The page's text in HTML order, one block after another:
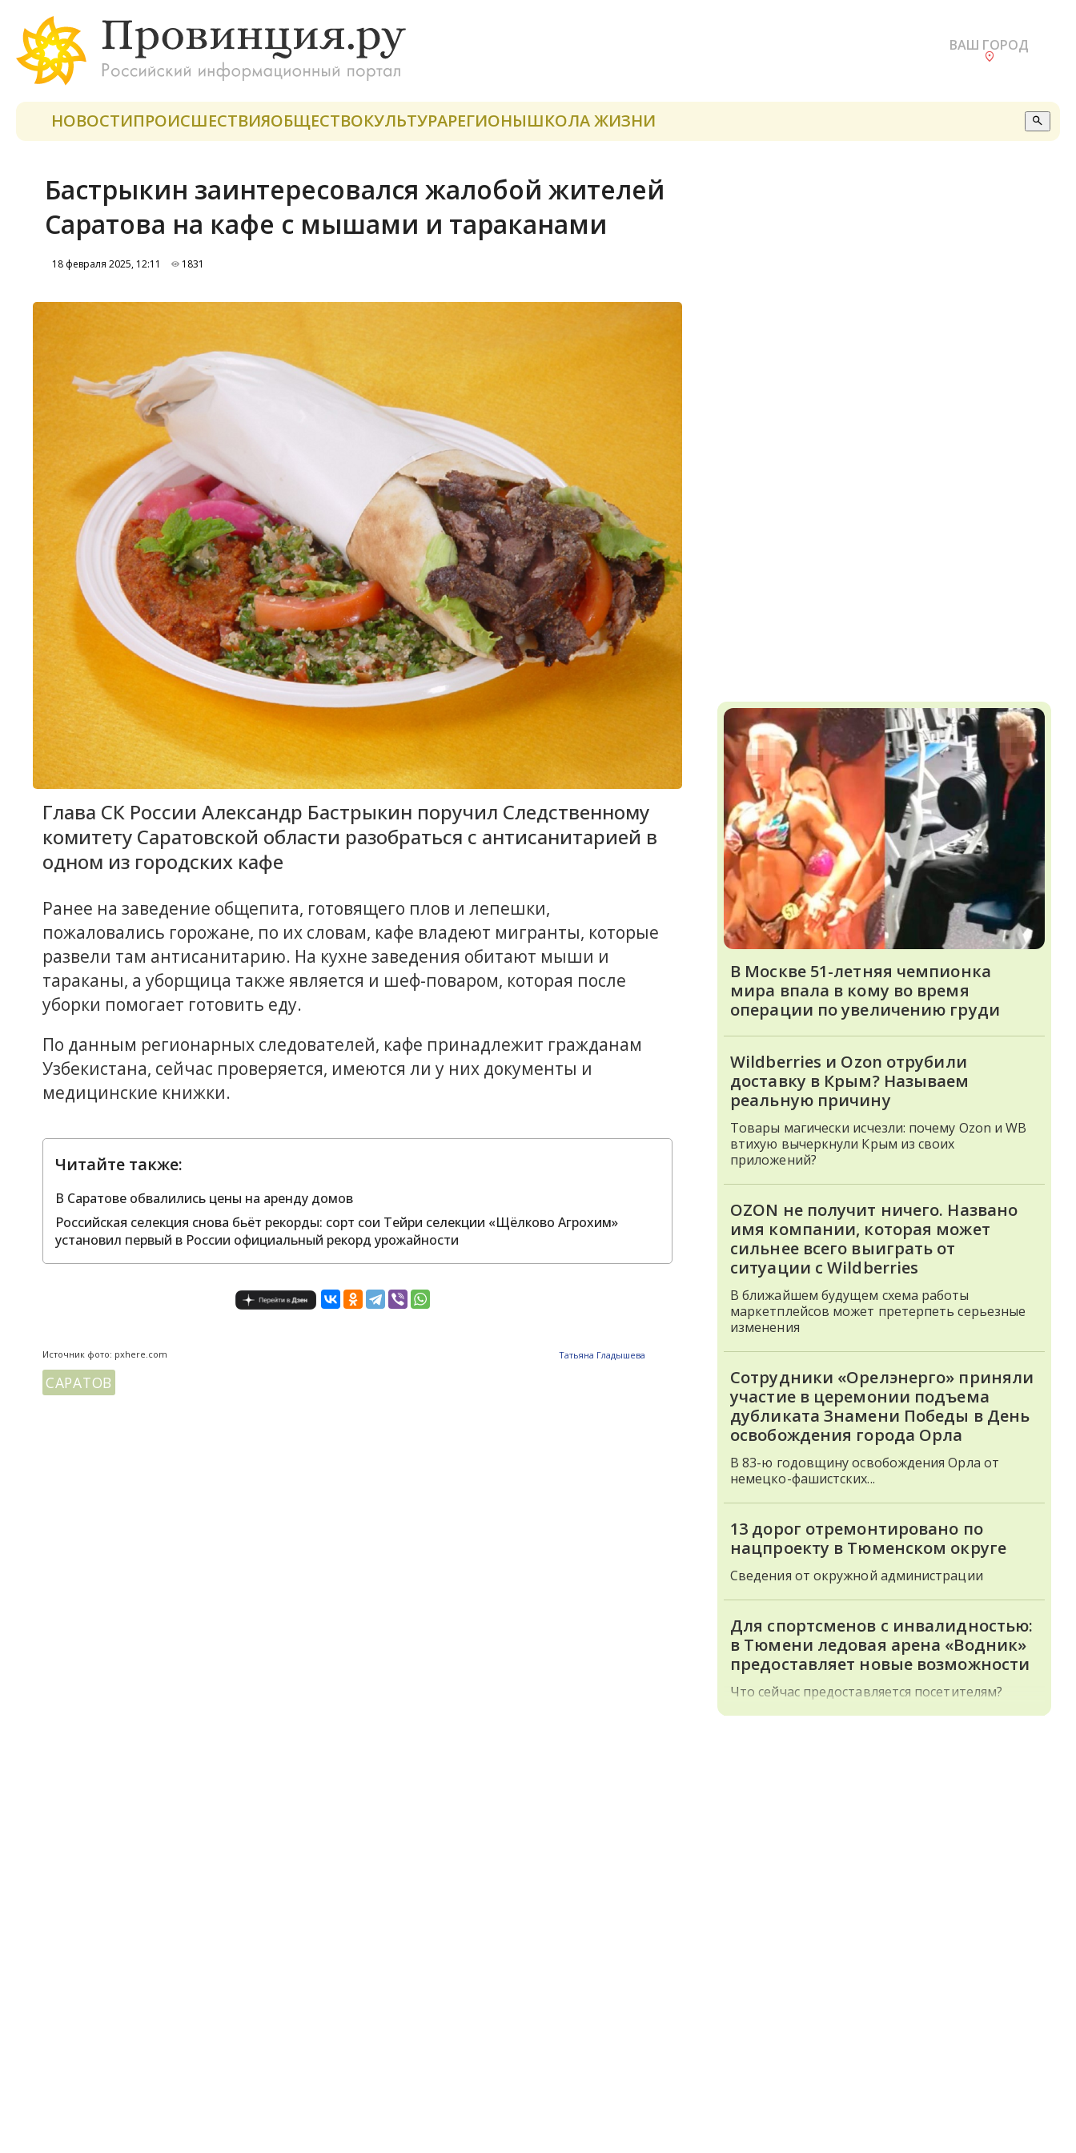
ВАШ ГОРОД
НОВОСТИПРОИСШЕСТВИЯОБЩЕСТВОКУЛЬТУРАРЕГИОНЫШКОЛА ЖИЗНИ
Бастрыкин заинтересовался жалобой жителей
Саратова на кафе с мышами и тараканами
18 февраля 2025, 12:11 1831
Глава СК России Александр Бастрыкин поручил Следственному
комитету Саратовской области разобраться с антисанитарией в
одном из городских кафе
Ранее на заведение общепита, готовящего плов и лепешки,
пожаловались горожане, по их словам, кафе владеют мигранты, которые
развели там антисанитарию. На кухне заведения обитают мыши и
тараканы, а уборщица также является и шеф-поваром, которая после
уборки помогает готовить еду.
По данным регионарных следователей, кафе принадлежит гражданам
Узбекистана, сейчас проверяется, имеются ли у них документы и
медицинские книжки.
Читайте также:
В Саратове обвалились цены на аренду домов
Российская селекция снова бьёт рекорды: сорт сои Тейри селекции «Щёлково Агрохим»
установил первый в России официальный рекорд урожайности
Источник фото: pxhere.com Татьяна Гладышева
САРАТОВ
В Москве 51-летняя чемпионка
мира впала в кому во время
операции по увеличению груди
Wildberries и Ozon отрубили
доставку в Крым? Называем
реальную причину
Товары магически исчезли: почему Ozon и WB
втихую вычеркнули Крым из своих
приложений?
OZON не получит ничего. Названо
имя компании, которая может
сильнее всего выиграть от
ситуации с Wildberries
В ближайшем будущем схема работы
маркетплейсов может претерпеть серьезные
изменения
Сотрудники «Орелэнерго» приняли
участие в церемонии подъема
дубликата Знамени Победы в День
освобождения города Орла
В 83-ю годовщину освобождения Орла от
немецко-фашистских...
13 дорог отремонтировано по
нацпроекту в Тюменском округе
Сведения от окружной администрации
Для спортсменов с инвалидностью:
в Тюмени ледовая арена «Водник»
предоставляет новые возможности
Что сейчас предоставляется посетителям?